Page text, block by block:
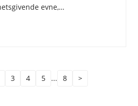
evne,
en hjørnestein i formuleringer
3 4 5 ... 8 >